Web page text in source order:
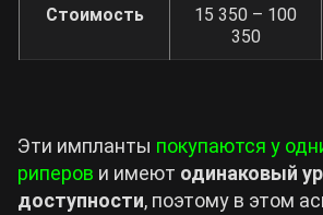
Стоимость
15 350 – 100
350
Эти импланты покупаются у
риперов и имеют одинаковый
доступности, поэтому в этом